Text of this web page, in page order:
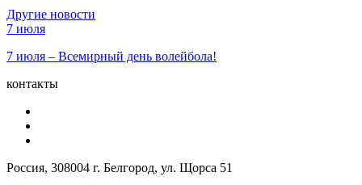
Другие новости
7 июля
7 июля – Всемирный день волейбола!
контакты
Россия, 308004 г. Белгород, ул. Щорса 51